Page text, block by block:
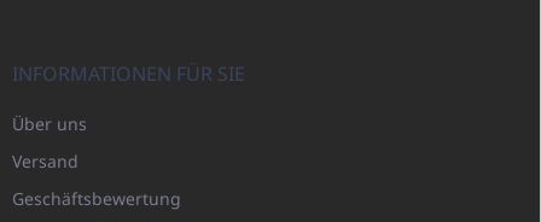
INFORMATIONEN FÜR SIE
Über uns
Versand
Geschäftsbewertung